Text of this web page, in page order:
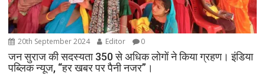
20th September 2024 Editor 0
जन सुराज की सदस्यता 350 से अधिक लोगों ने किया ग्रहण। इंडिया
पब्लिक न्यूज, “हर खबर पर पैनी नजर”।